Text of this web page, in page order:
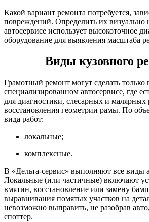
Какой вариант ремонта потребуется,
повреждений. Определить их визуально
автосервисе использует высокоточное
оборудование для выявления масштаба
Виды кузовного
Грамотный ремонт могут сделать только
специализированном автосервисе, где
для диагностики, слесарных и малярных
восстановления геометрии рамы. По
вида работ:
локальные;
комплексные.
В «Дельта-сервис» выполняют все виды
Локальные (или частичные) включают
вмятин, восстановление или замену
выравнивания помятых участков на
невозможно выправить, не разобрав
споттер.